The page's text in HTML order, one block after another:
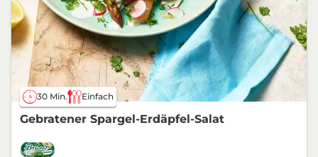
30 Min. Einfach
Gebratener Spargel-Erdäpfel-Salat